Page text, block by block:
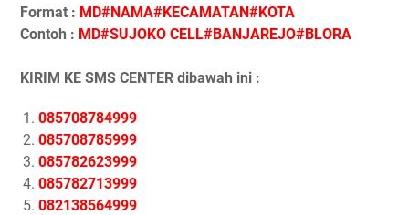
Format : MD#NAMA#KECAMATAN#KOTA
Contoh : MD#SUJOKO CELL#BANJAREJO#BLORA
KIRIM KE SMS CENTER dibawah ini :
085708784999
085708785999
085782623999
085782713999
082138564999